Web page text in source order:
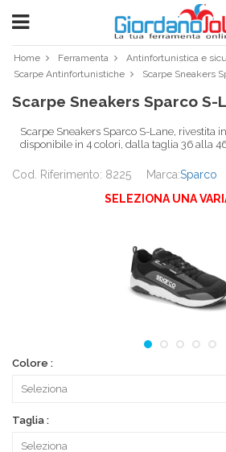
Home Ferramenta
Antinfortunistica e
Scarpe Antinfortunistiche
Scarpe Sneakers
Scarpe Sneakers Sparco S-
Scarpe Sneakers Sparco S-Lane, rivestita
disponibile in 4 colori, dalla taglia 36 alla
Cod. Riferimento: 8225 Marca:Sparco
SELEZIONA UNA
Colore :
Taglia :